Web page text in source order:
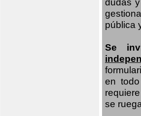
pública
Se
en
se